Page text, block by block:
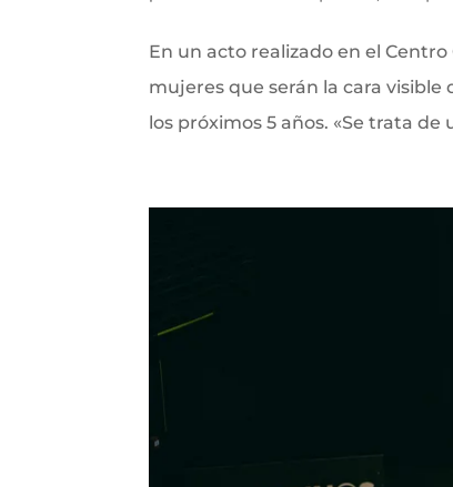
En un acto realizado en el
mujeres que serán la cara
los próximos 5 años. «Se trata